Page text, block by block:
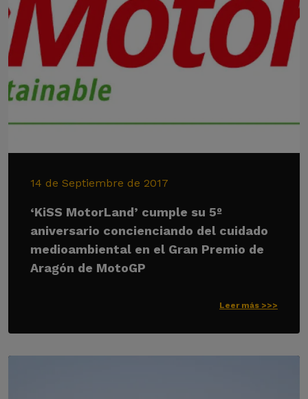
14 de Septiembre de 2017
‘KiSS MotorLand’ cumple su 5º
aniversario concienciando del cuidado
medioambiental en el Gran Premio de
Aragón de MotoGP
Leer más >>>